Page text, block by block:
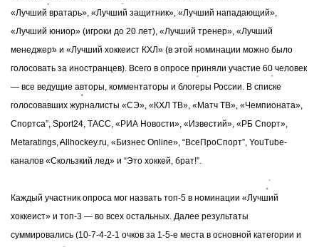
«Лучший вратарь», «Лучший защитник», «Лучший нападающий»,
«Лучший юниор» (игроки до 20 лет), «Лучший тренер», «Лучший
менеджер» и «Лучший хоккеист КХЛ» (в этой номинации можно было
голосовать за иностранцев). Всего в опросе приняли участие 60 человек
— все ведущие авторы, комментаторы и блогеры России. В списке
голосовавших журналисты «СЭ», «КХЛ ТВ», «Матч ТВ», «Чемпионата»,
Cпортса”, Sport24, ТАСС, «РИА Новости», «Известий», «РБ Спорт»,
Metaratings, Allhockey.ru, «Бизнес Online», “ВсеПроСпорт”, YouTube-
каналов «Скользкий лед» и “Это хоккей, брат!”.
Каждый участник опроса мог назвать топ-5 в номинации «Лучший
хоккеист» и топ-3 — во всех остальных. Далее результаты
суммировались (10-7-4-2-1 очков за 1-5-е места в основной категории и